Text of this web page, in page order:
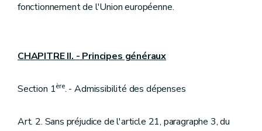
fonctionnement de l'Union européenne.
CHAPITRE II. - Principes généraux
Section 1ère. - Admissibilité des dépenses
Art. 2. Sans préjudice de l'article 21, paragraphe 3, du